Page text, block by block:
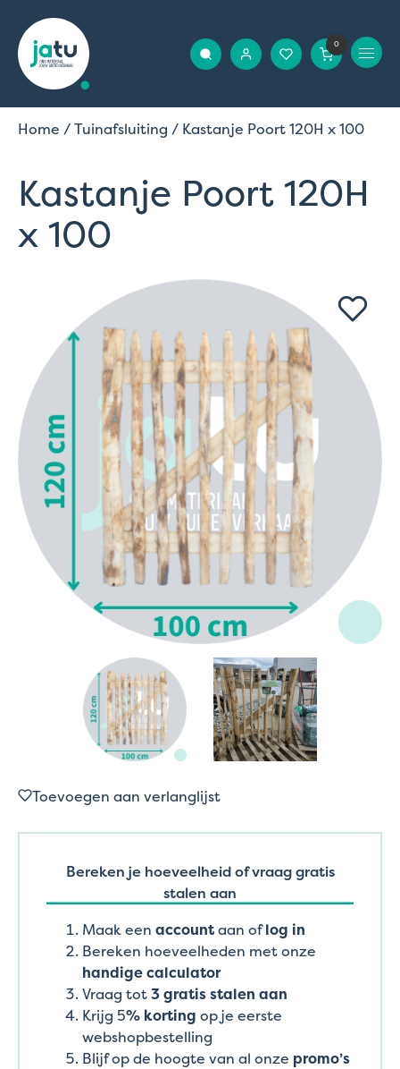
0
Home /Tuinafsluiting / Kastanje Poort 120H x 100
Kastanje Poort 120H
x 100
Toevoegen aan verlanglijst
Bereken je hoeveelheid of vraag gratis
stalen aan
Maak een accountaan oflog in
Bereken hoeveelheden met onze
handige calculator
Vraag tot3 gratis stalen aan
Krijg 5% korting op je eerste
webshopbestelling
Blijf op de hoogte van al onze promo’s